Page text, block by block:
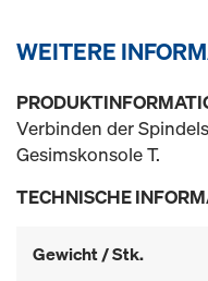
WEITERE
Verbinden der
Gesimskonsole T.
TECHNISCHE
Gewicht / Stk.